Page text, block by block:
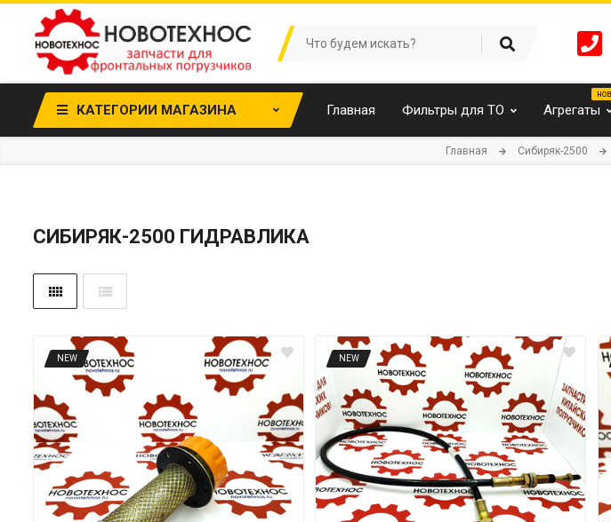
КАТЕГОРИИ МАГАЗИНА Главная Фильтры для ТО Агрегаты
Главная Cибиряк-2500
CИБИРЯК-2500 ГИДРАВЛИКА
NEW NEW